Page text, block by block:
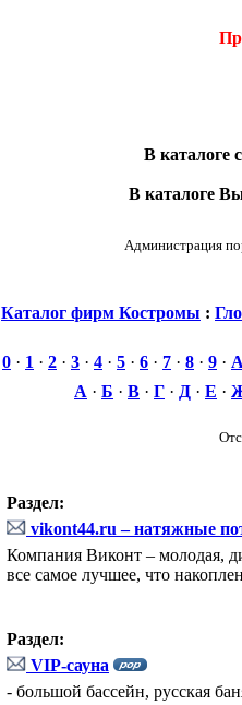
В каталоге
В каталоге
Администрация
Каталог фирм Костромы :
0 · 1 · 2 · 3 · 4 · 5 · 6 · 7 · 8 · 9 ·
А · Б · В · Г · Д · Е ·
Раздел:
vikont44.ru – натяжные
Компания Виконт – молодая,
все самое лучшее, что
Раздел:
VIP-сауна
- большой бассейн, русская